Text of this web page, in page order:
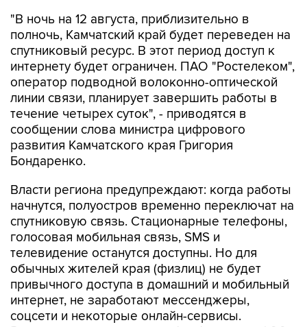
спутниковый ресурс. В этот период доступ к
интернету будет ограничен. ПАО "Ростелеком",
оператор подводной волоконно-оптической
линии связи, планирует завершить работы в
течение четырех суток", - приводятся в
сообщении слова министра цифрового
развития Камчатского края Григория
Бондаренко.
Власти региона предупреждают: когда работы
спутниковую связь. Стационарные телефоны,
голосовая мобильная связь, SMS и
телевидение останутся доступны. Но для
обычных жителей края (физлиц) не будет
привычного доступа в домашний и мобильный
интернет, не заработают мессенджеры,
соцсети и некоторые онлайн-сервисы.
Впрочем, экстренные службы, больницы, АЗС и
банковская инфраструктура должны перейти